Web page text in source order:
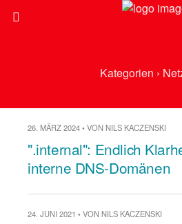
Kategorien ›
26. MÄRZ 2024 • VON NILS KACZENSKI
".internal": Endlich
interne DNS-Domänen
24. JUNI 2021 • VON NILS KACZENSKI